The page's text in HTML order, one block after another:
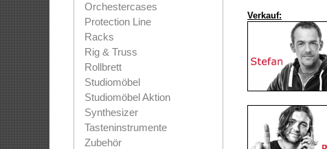
Orchestercases
Protection Line
Racks
Rig & Truss
Rollbrett
Studiomöbel
Studiomöbel Aktion
Synthesizer
Tasteninstrumente
Zubehör
Verkauf: